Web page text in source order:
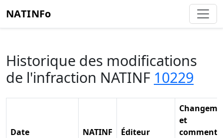
NATINFo
Historique des modifications
de l'infraction NATINF 10229
Date NATINF Éditeur
et